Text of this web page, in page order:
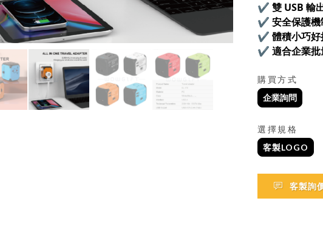
✔ 雙 USB 輸
✔ 安全保護機
✔ 體積小巧
✔ 適合企業
購買方式
企業詢問
選擇規格
客製LOGO
客製詢